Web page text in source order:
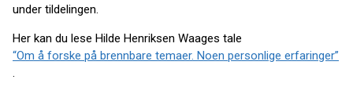
under tildelingen.
Her kan du lese Hilde Henriksen Waages tale
“Om å forske på brennbare temaer. Noen personlige erfaringer”
.